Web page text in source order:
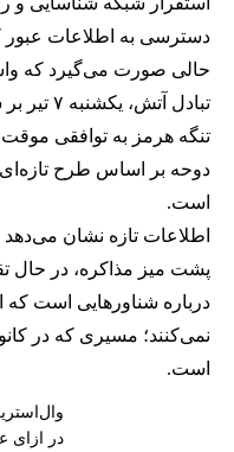
دسترسی به اطلاعات عبور
حالی صورت می‌گیرد که
تبادل
تنگه هرمز به توافقی
دوحه بر اساس طرح تازه‌ای
است.
اطلاعات تازه نشان
پشت میز مذاکره، در حال
درباره شناورهایی است که
نمی‌کنند؛ مسیری که در
است.
در ازای